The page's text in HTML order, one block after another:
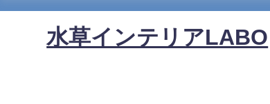
水草インテリアLABO